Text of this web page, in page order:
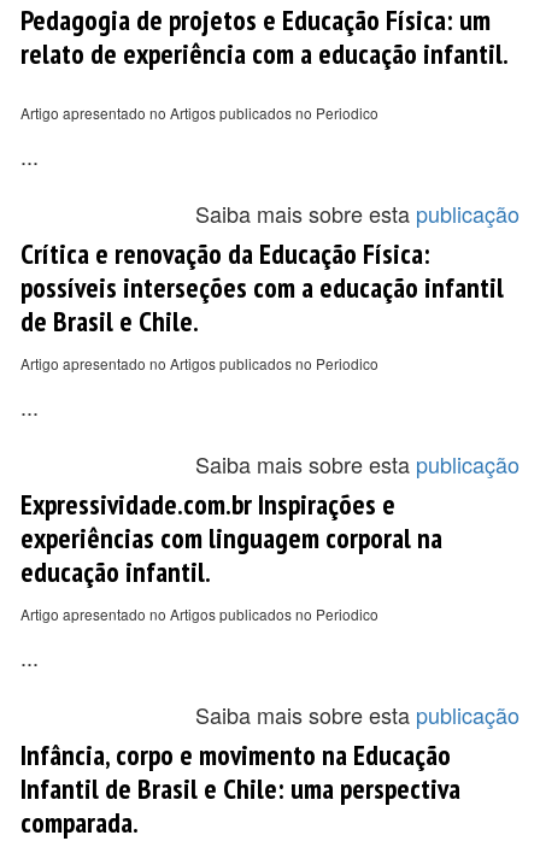
Pedagogia de projetos e Educação Física: um
relato de experiência com a educação infantil.
Artigo apresentado no Artigos publicados no Periodico
...
Saiba mais sobre esta publicação
Crítica e renovação da Educação Física:
possíveis interseções com a educação infantil
de Brasil e Chile.
Artigo apresentado no Artigos publicados no Periodico
...
Saiba mais sobre esta publicação
Expressividade.com.br Inspirações e
experiências com linguagem corporal na
educação infantil.
Artigo apresentado no Artigos publicados no Periodico
...
Saiba mais sobre esta publicação
Infância, corpo e movimento na Educação
Infantil de Brasil e Chile: uma perspectiva
comparada.